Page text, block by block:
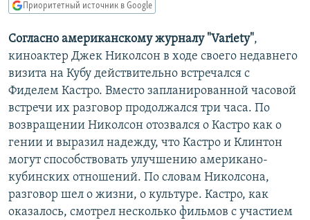
навигации
Вернутся
поиску
КУЛЬТУРА
IDEL.РЕАЛИИ
КАВКАЗ.РЕАЛИИ
СЕВЕР.РЕАЛИИ
СИБИРЬ.РЕАЛИИ
РАСПИСАНИЕ ВЕЩАНИЯ
ПОДПИШИТЕСЬ НА РАССЫЛКУ
СОЦИАЛЬНЫЕ СЕТИ
Приоритетный источник в Google
Согласно американскому журналу "Varietу",
киноактер Джек Николсон в ходе своего недавнего
визита на Кубу действительно встречался с
Фиделем Кастро. Вместо запланированной часовой
встречи их разговор продолжался три часа. По
возвращении Николсон отозвался о Кастро как о
гении и выразил надежду, что Кастро и Клинтон
могут способствовать улучшению американо-
кубинских отношений. По словам Николсона,
разговор шел о жизни, о культуре. Кастро, как
оказалось, смотрел несколько фильмов с участием